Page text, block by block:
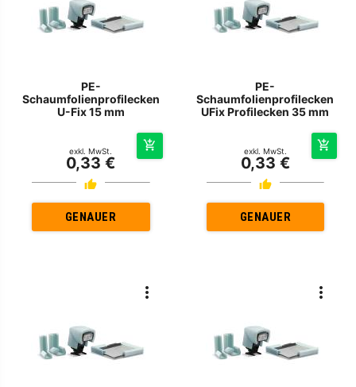
PE-
Schaumfolienprofilecken
U-Fix 15 mm
exkl. MwSt.
0,33 €
GENAUER
PE-
Schaumfolienprofilecken
UFix Profilecken 35 mm
exkl. MwSt.
0,33 €
GENAUER